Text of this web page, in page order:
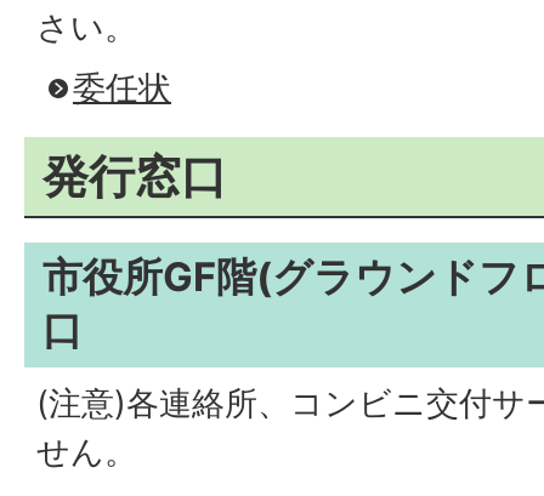
さい。
委任状
発行窓口
市役所GF階(グラウンドフ
口
(注意)各連絡所、コンビニ交付サ
せん。